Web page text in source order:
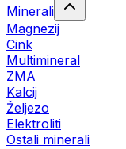
Minerali
Magnezij
Cink
Multimineral
ZMA
Kalcij
Željezo
Elektroliti
Ostali minerali